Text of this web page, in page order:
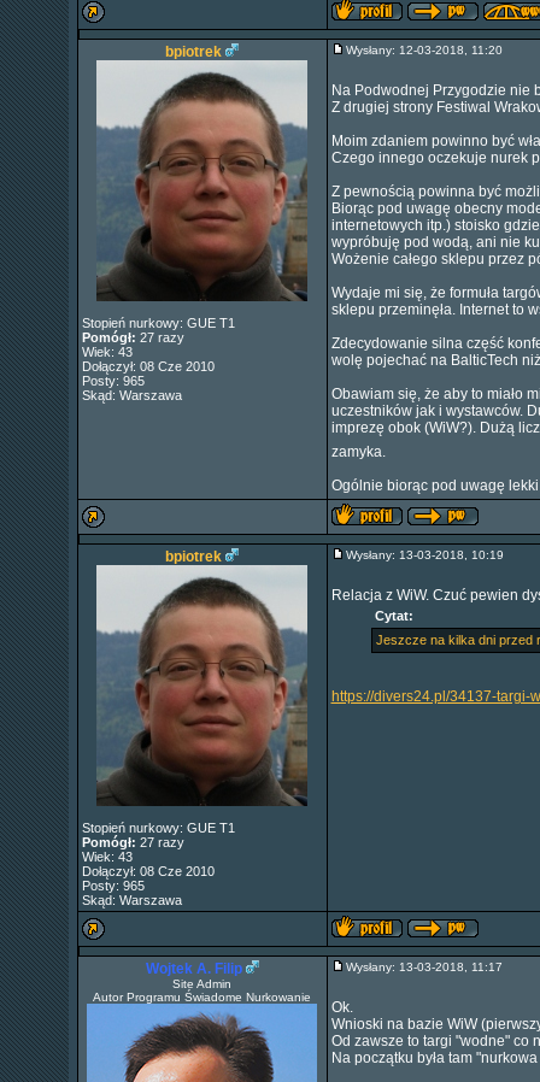
bpiotrek
Stopień nurkowy: GUE T1
Pomógł: 27 razy
Wiek: 43
Dołączył: 08 Cze 2010
Posty: 965
Skąd: Warszawa
Wysłany: 12-03-2018, 11:20
Na Podwodnej Przygodzie nie
Z drugiej strony Festiwal
Moim zdaniem powinno być
Czego innego oczekuje nurek
Z pewnością powinna być
Biorąc pod uwagę obecny
internetowych itp.) stoisko
wypróbuję pod wodą, ani nie
Wożenie całego sklepu przez
Wydaje mi się, że formuła
sklepu przeminęła. Internet to
Zdecydowanie silna część
wolę pojechać na BalticTech
Obawiam się, że aby to miało
uczestników jak i wystawców.
imprezę obok (WiW?). Dużą
zamyka.
Ogólnie biorąc pod uwagę
bpiotrek
Stopień nurkowy: GUE T1
Pomógł: 27 razy
Wiek: 43
Dołączył: 08 Cze 2010
Posty: 965
Skąd: Warszawa
Wysłany: 13-03-2018, 10:19
Relacja z WiW. Czuć pewien
Cytat:
Jeszcze na kilka dni przed
https://divers24.pl/34137-targi-
Wojtek A. Filip
Site Admin
Autor Programu Świadome Nurkowanie
Wysłany: 13-03-2018, 11:17
Ok.
Wnioski na bazie WiW
Od zawsze to targi "wodne" co
Na początku była tam